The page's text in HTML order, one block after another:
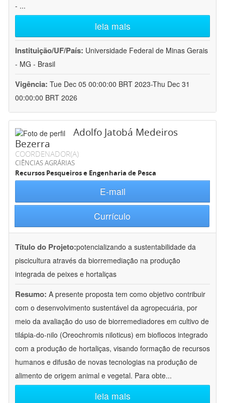
- ...
leia mais
Instituição/UF/País: Universidade Federal de Minas Gerais
- MG - Brasil
Vigência: Tue Dec 05 00:00:00 BRT 2023-Thu Dec 31
00:00:00 BRT 2026
Adolfo Jatobá Medeiros
Bezerra
COORDENADOR(A)
CIÊNCIAS AGRÁRIAS
Recursos Pesqueiros e Engenharia de Pesca
E-mail
Currículo
Título do Projeto:potencializando a sustentabilidade da
piscicultura através da biorremediação na produção
integrada de peixes e hortaliças
Resumo: A presente proposta tem como objetivo contribuir
com o desenvolvimento sustentável da agropecuária, por
meio da avaliação do uso de biorremediadores em cultivo de
tilápia-do-nilo (Oreochromis niloticus) em bioflocos integrado
com a produção de hortaliças, visando formação de recursos
humanos e difusão de novas tecnologias na produção de
alimento de origem animal e vegetal. Para obte...
leia mais